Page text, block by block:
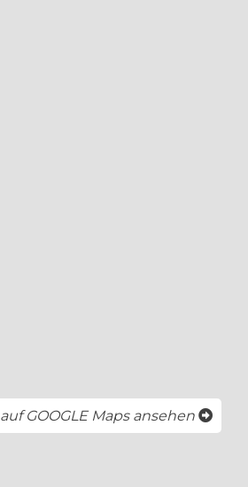
auf GOOGLE Maps ansehen öffnet